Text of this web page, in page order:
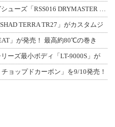
TERRA TR27」がカスタムジ
」が発売！ 最高約80℃の巻き
ーズ最小ボディ「LT-9000S」が
ョップドカーボン」を9/10発売！